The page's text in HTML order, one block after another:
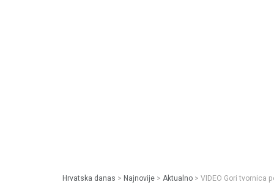
Hrvatska danas > Najnovije > Aktualno > VIDEO Gori tvornica